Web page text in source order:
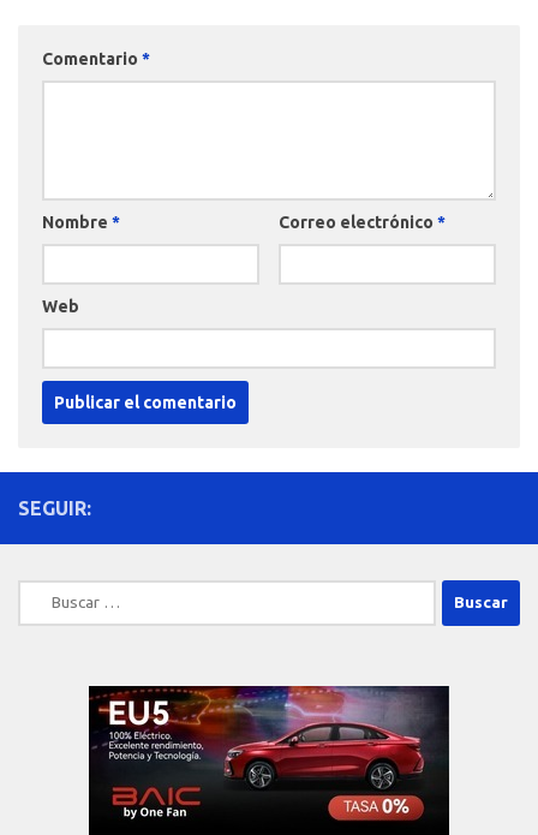
Comentario *
Nombre * Correo electrónico *
Web
SEGUIR:
Buscar: